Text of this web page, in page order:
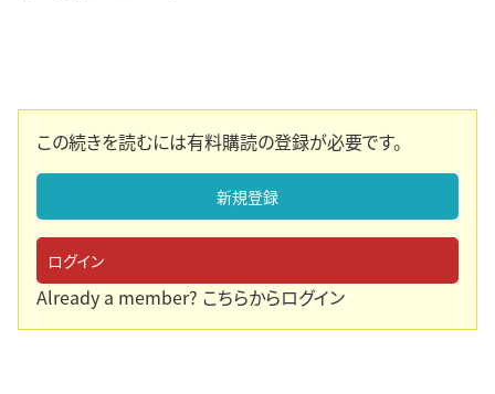
この続きを読むには有料購読の登録が必要です。
新規登録
ログイン
Already a member? こちらからログイン